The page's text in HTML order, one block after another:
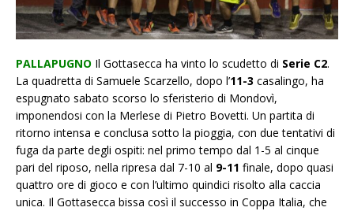
PALLAPUGNO Il Gottasecca ha vinto lo scudetto di Serie C2.
La quadretta di Samuele Scarzello, dopo l’11-3 casalingo, ha
espugnato sabato scorso lo sferisterio di Mondovì,
imponendosi con la Merlese di Pietro Bovetti. Un partita di
ritorno intensa e conclusa sotto la pioggia, con due tentativi di
fuga da parte degli ospiti: nel primo tempo dal 1-5 al cinque
pari del riposo, nella ripresa dal 7-10 al 9-11 finale, dopo quasi
quattro ore di gioco e con l’ultimo quindici risolto alla caccia
unica. Il Gottasecca bissa così il successo in Coppa Italia, che